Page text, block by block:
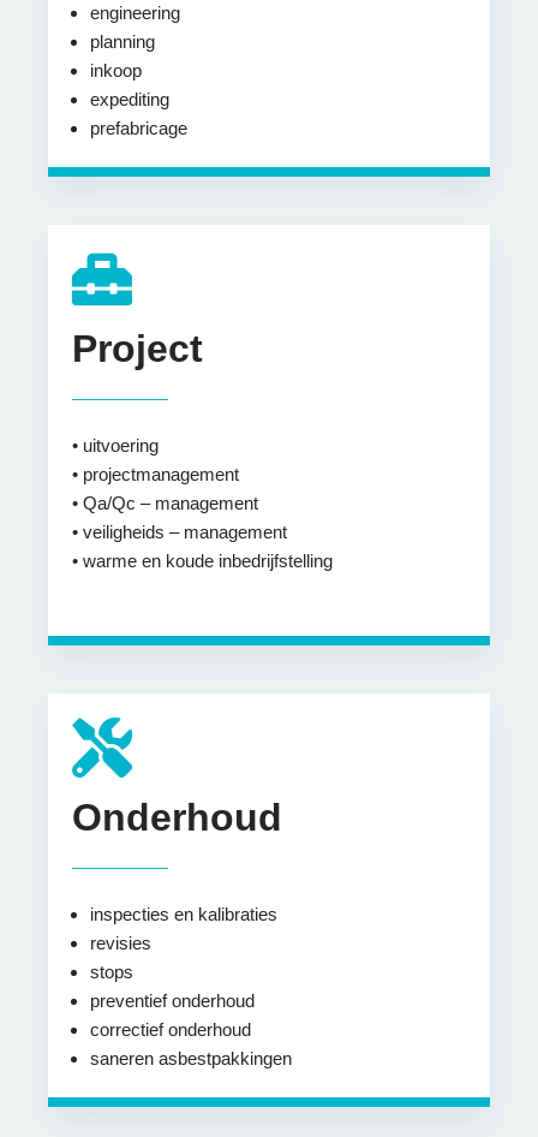
engineering
planning
inkoop
expediting
prefabricage
Project
• uitvoering
• projectmanagement
• Qa/Qc – management
• veiligheids – management
• warme en koude inbedrijfstelling
Onderhoud
inspecties en kalibraties
revisies
stops
preventief onderhoud
correctief onderhoud
saneren asbestpakkingen